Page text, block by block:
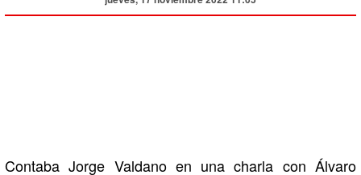
Contaba Jorge Valdano en una charla con Álvaro